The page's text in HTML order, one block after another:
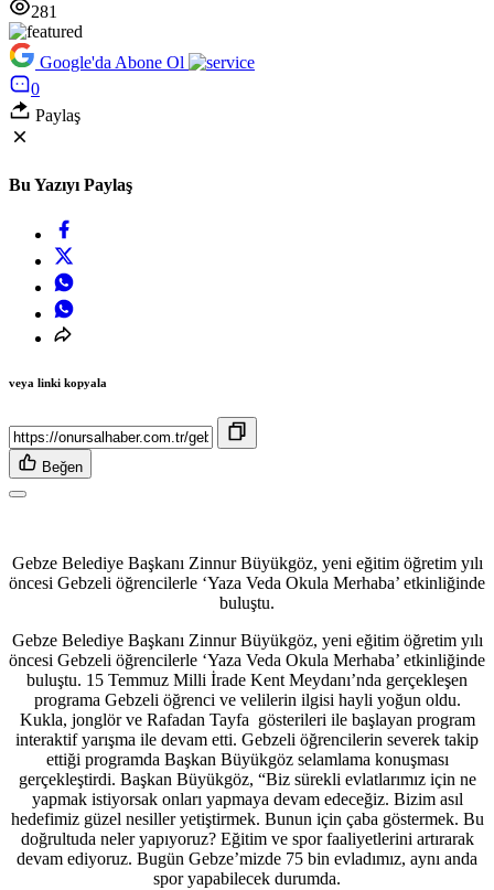
281
Google'da Abone Ol
0
Paylaş
Bu Yazıyı Paylaş
veya linki kopyala
Beğen
Gebze Belediye Başkanı Zinnur Büyükgöz, yeni eğitim öğretim yılı
öncesi Gebzeli öğrencilerle ‘Yaza Veda Okula Merhaba’ etkinliğinde
buluştu.
Gebze Belediye Başkanı Zinnur Büyükgöz, yeni eğitim öğretim yılı
öncesi Gebzeli öğrencilerle ‘Yaza Veda Okula Merhaba’ etkinliğinde
buluştu. 15 Temmuz Milli İrade Kent Meydanı’nda gerçekleşen
programa Gebzeli öğrenci ve velilerin ilgisi hayli yoğun oldu.
Kukla, jonglör ve Rafadan Tayfa gösterileri ile başlayan program
interaktif yarışma ile devam etti. Gebzeli öğrencilerin severek takip
ettiği programda Başkan Büyükgöz selamlama konuşması
gerçekleştirdi. Başkan Büyükgöz, “Biz sürekli evlatlarımız için ne
yapmak istiyorsak onları yapmaya devam edeceğiz. Bizim asıl
hedefimiz güzel nesiller yetiştirmek. Bunun için çaba göstermek. Bu
doğrultuda neler yapıyoruz? Eğitim ve spor faaliyetlerini artırarak
devam ediyoruz. Bugün Gebze’mizde 75 bin evladımız, aynı anda
spor yapabilecek durumda.